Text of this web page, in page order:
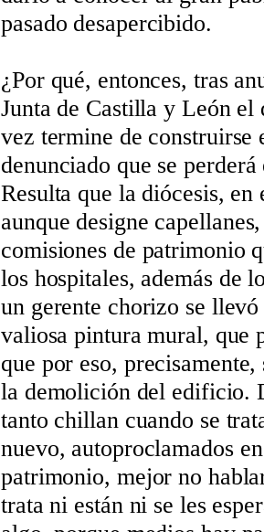
pasado desapercibido.
¿Por qué, entonces, tras
Junta de Castilla y León
vez termine de construirse
denunciado que se
Resulta que la diócesis, en
aunque designe
comisiones de patrimonio
los hospitales, además de
un gerente chorizo se
valiosa pintura mural, que
que por eso,
la demolición del edificio.
tanto chillan cuando se
nuevo, autoproclamados
patrimonio, mejor no
trata ni están ni se les